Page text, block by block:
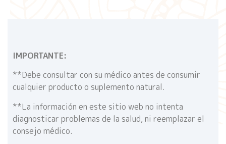
IMPORTANTE:
**Debe consultar con su médico antes de consumir
cualquier producto o suplemento natural.
**La información en este sitio web no intenta
diagnosticar problemas de la salud, ni reemplazar el
consejo médico.